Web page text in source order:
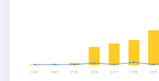
1967 1969 1975 1976 1977 1978 1979